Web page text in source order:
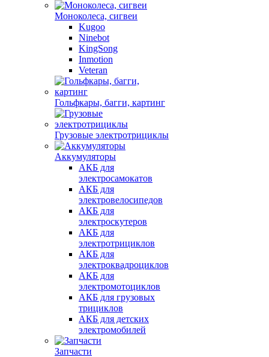
Моноколеса, сигвеи
Kugoo
Ninebot
KingSong
Inmotion
Veteran
Гольфкары, багги, картинг
Грузовые электротрициклы
Аккумуляторы
АКБ для
электросамокатов
АКБ для
электровелосипедов
АКБ для
электроскутеров
АКБ для
электротрициклов
АКБ для
электроквадроциклов
АКБ для
электромотоциклов
АКБ для грузовых
трициклов
АКБ для детских
электромобилей
Запчасти